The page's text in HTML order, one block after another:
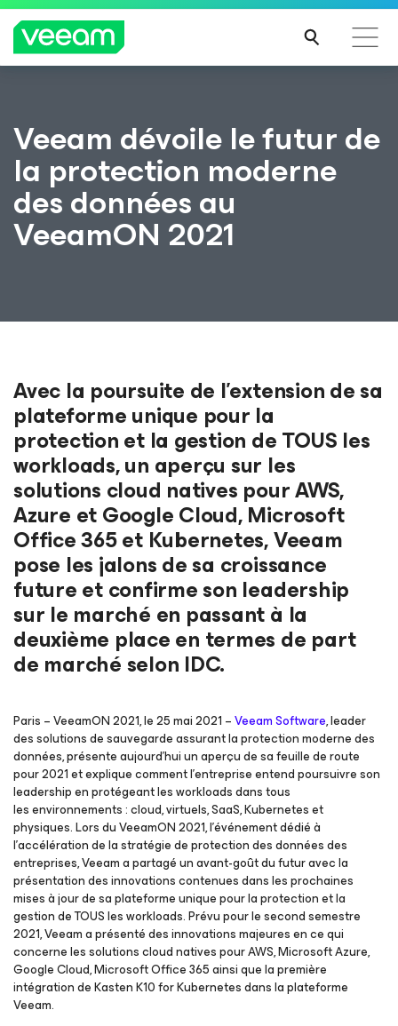
impactés par la mise à jour de CrowdStrike
LIRE
LA
SUIT
E
Veeam dévoile le futur de
la protection moderne
des données au
VeeamON 2021
Avec la poursuite de l’extension de sa
plateforme unique pour la
protection et la gestion de TOUS les
workloads, un aperçu sur les
solutions cloud natives pour AWS,
Azure et Google Cloud, Microsoft
Office 365 et Kubernetes, Veeam
pose les jalons de sa croissance
future et confirme son leadership
sur le marché en passant à la
deuxième place en termes de part
de marché selon IDC.
Paris – VeeamON 2021, le 25 mai 2021 –Veeam Software, leader
des solutions de sauvegarde assurant la protection moderne des
données, présente aujourd'hui un aperçu de sa feuille de route
pour 2021 et explique comment l'entreprise entend poursuivre son
leadership en protégeant les workloads dans tous
les environnements : cloud, virtuels, SaaS, Kubernetes et
physiques. Lors du VeeamON 2021, l’événement dédié à
l'accélération de la stratégie de protection des données des
entreprises, Veeam a partagé un avant-goût du futur avec la
présentation des innovations contenues dans les prochaines
mises à jour de sa plateforme unique pour la protection et la
gestion de TOUS les workloads. Prévu pour le second semestre
2021, Veeam a présenté des innovations majeures en ce qui
concerne les solutions cloud natives pour AWS, Microsoft Azure,
Google Cloud, Microsoft Office 365 ainsi que la première
intégration de Kasten K10for Kubernetesdans la plateforme
Veeam.